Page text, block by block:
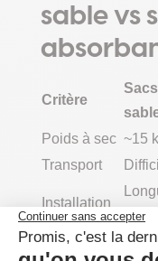
sable vs
Critère
Poids à sec ~15
Transport
Installation
Stockage